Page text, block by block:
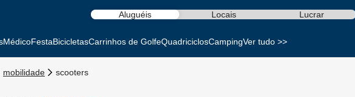
Aluguéis Locais Lucrar
MédicoFestaBicicletasCarrinhos de GolfeQuadriciclosCampingVer tudo >>
mobilidade scooters